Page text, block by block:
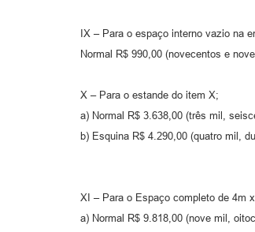
IX – Para o espaço interno vazio na
Normal R$ 990,00 (novecentos e
X – Para o estande do item X;
a) Normal R$ 3.638,00 (três mil,
b) Esquina R$ 4.290,00 (quatro mil,
XI – Para o Espaço completo de 4m
a) Normal R$ 9.818,00 (nove mil,